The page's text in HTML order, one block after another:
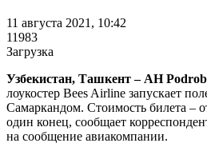
11 августа 2021, 10:42
11983
Загрузка
Узбекистан, Ташкент – АН
лоукостер Bees Airline запускает
Самаркандом. Стоимость билета –
один конец, сообщает
на сообщение авиакомпании.